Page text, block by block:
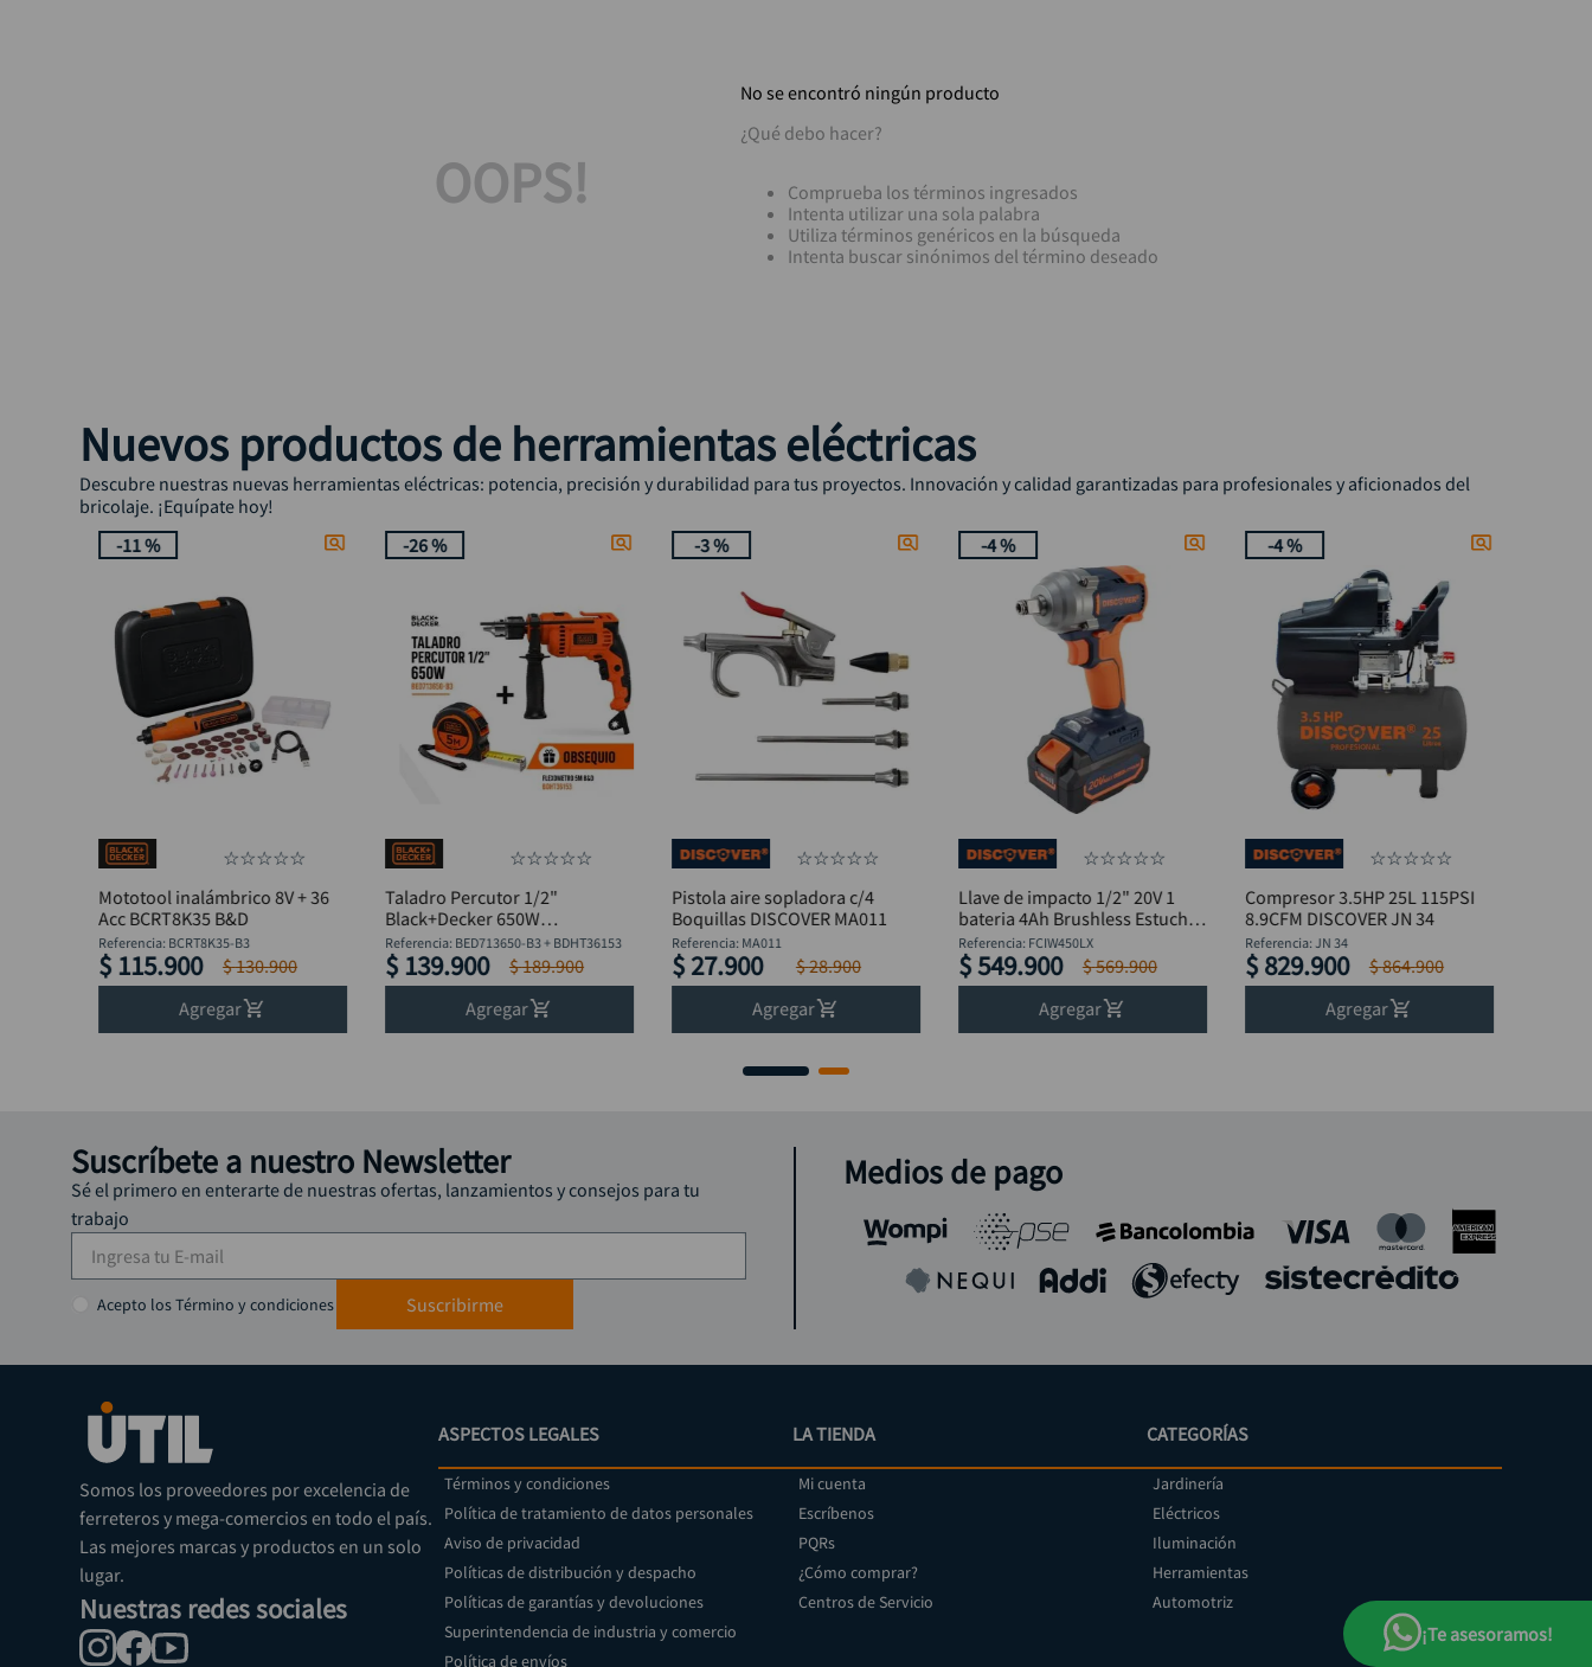
OOPS!
No se encontró ningún producto
¿Qué debo hacer?
Comprueba los términos ingresados
Intenta utilizar una sola palabra
Utiliza términos genéricos en la búsqueda
Intenta buscar sinónimos del término deseado
Nuevos productos de herramientas eléctricas
Descubre nuestras nuevas herramientas eléctricas: potencia, precisión y durabilidad para tus proyectos. Innovación y calidad garantizadas para profesionales y aficionados del
bricolaje. ¡Equípate hoy!
-11 %
☆☆☆☆☆
Mototool inalámbrico 8V + 36
Acc BCRT8K35 B&D
Referencia: BCRT8K35-B3
$ 115.900 $130.900
Agregar
-26 %
☆☆☆☆☆
Taladro Percutor 1/2"
Black+Decker 650W
BED713650-B3 + Flexómetro
Referencia: BED713650-B3 + BDHT36153
$ 139.900 $189.900
Agregar
-3 %
☆☆☆☆☆
Pistola aire sopladora c/4
Boquillas DISCOVER MA011
Referencia: MA011
$ 27.900 $28.900
Agregar
-4 %
☆☆☆☆☆
Llave de impacto 1/2" 20V 1
bateria 4Ah Brushless Estuche
Discover
Referencia: FCIW450LX
$549.900 $569.900
Agregar
-4 %
☆☆☆☆☆
Compresor 3.5HP 25L 115PSI
8.9CFM DISCOVER JN 34
Referencia: JN 34
$ 829.900 $864.900
Agregar
Suscríbete a nuestro Newsletter
Sé el primero en enterarte de nuestras ofertas, lanzamientos y consejos para tu
trabajo
Acepto los Término y condiciones Suscribirme
Medios de pago
Somos los proveedores por excelencia de
ferreteros y mega-comercios en todo el país.
Las mejores marcas y productos en un solo
lugar.
Nuestras redes sociales
ASPECTOS LEGALES
Términos y condiciones
Política de tratamiento de datos personales
Aviso de privacidad
Políticas de distribución y despacho
Políticas de garantías y devoluciones
Superintendencia de industria y comercio
Política de envíos
LA TIENDA
Mi cuenta
Escríbenos
PQRs
¿Cómo comprar?
Centros de Servicio
CATEGORÍAS
Jardinería
Eléctricos
Iluminación
Herramientas
Automotriz
¡Te asesoramos!